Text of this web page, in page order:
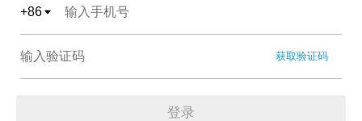
+86
获取验证码
登录